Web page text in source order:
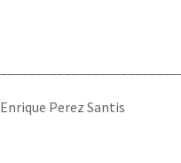
Enrique Perez Santis